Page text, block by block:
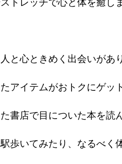
と心ときめく出会いがあ
イテムがおトクにゲッ
書店で目についた本を読
歩いてみたり、なるべく